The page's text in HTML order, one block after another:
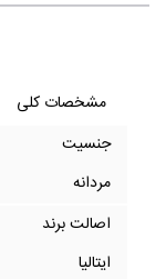
مشخصات کلی
جنسیت
مردانه
اصالت برند
ایتالیا